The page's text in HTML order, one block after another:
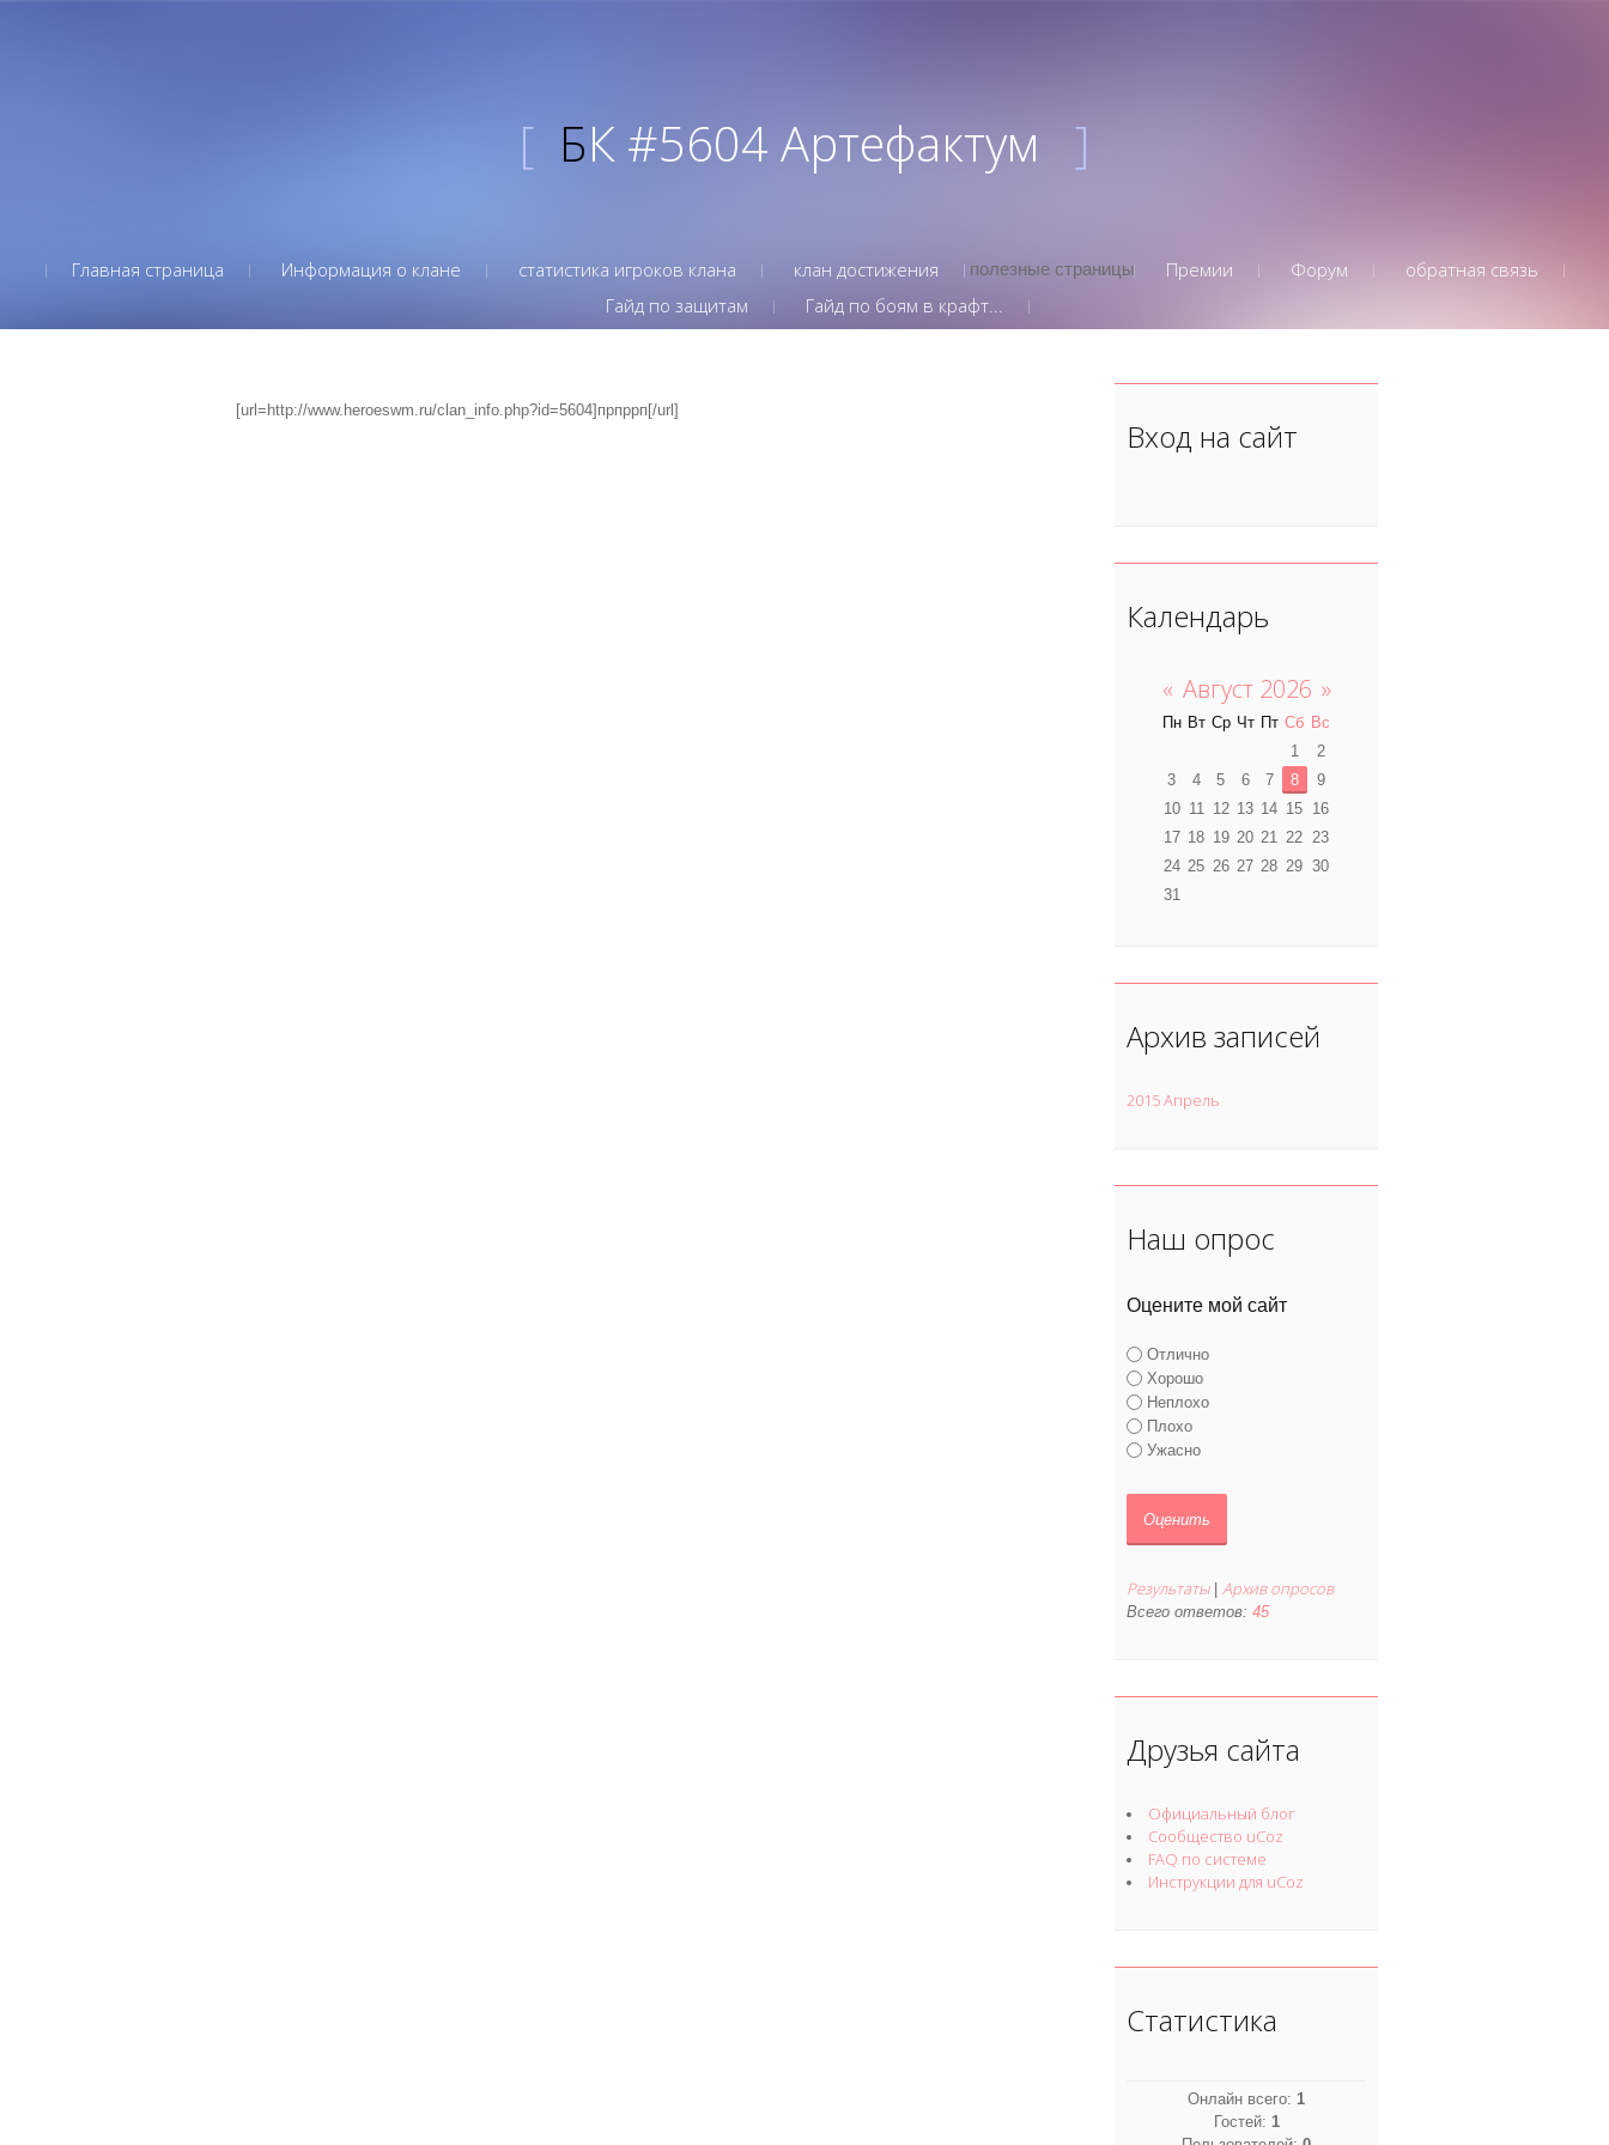
[ БК #5604 Артефактум ]
Главная страница Информация о клане статистика игроков клана клан достижения полезные страницы Премии Форум
обратная связь
Гайд по защитам
Гайд по боям в крафт...
[url=http://www.heroeswm.ru/clan_info.php?id=5604]прпррп[/url]
Вход на сайт
Календарь
« Август 2026 »
Пн Вт Ср Чт Пт Сб Вс
1
2
3
4 5 6 7 8
9
10 11 12 13 14 15 16
17 18 19 20 21 22 23
24 25 26 27 28 29 30
31
Архив записей
2015 Апрель
Наш опрос
Оцените мой сайт
Отлично
Хорошо
Неплохо
Плохо
Ужасно
Результаты| Архив опросов
Всего ответов: 45
Друзья сайта
Официальный блог
Сообщество uCoz
FAQ по системе
Инструкции для uCoz
Статистика
Онлайн всего: 1
Гостей: 1